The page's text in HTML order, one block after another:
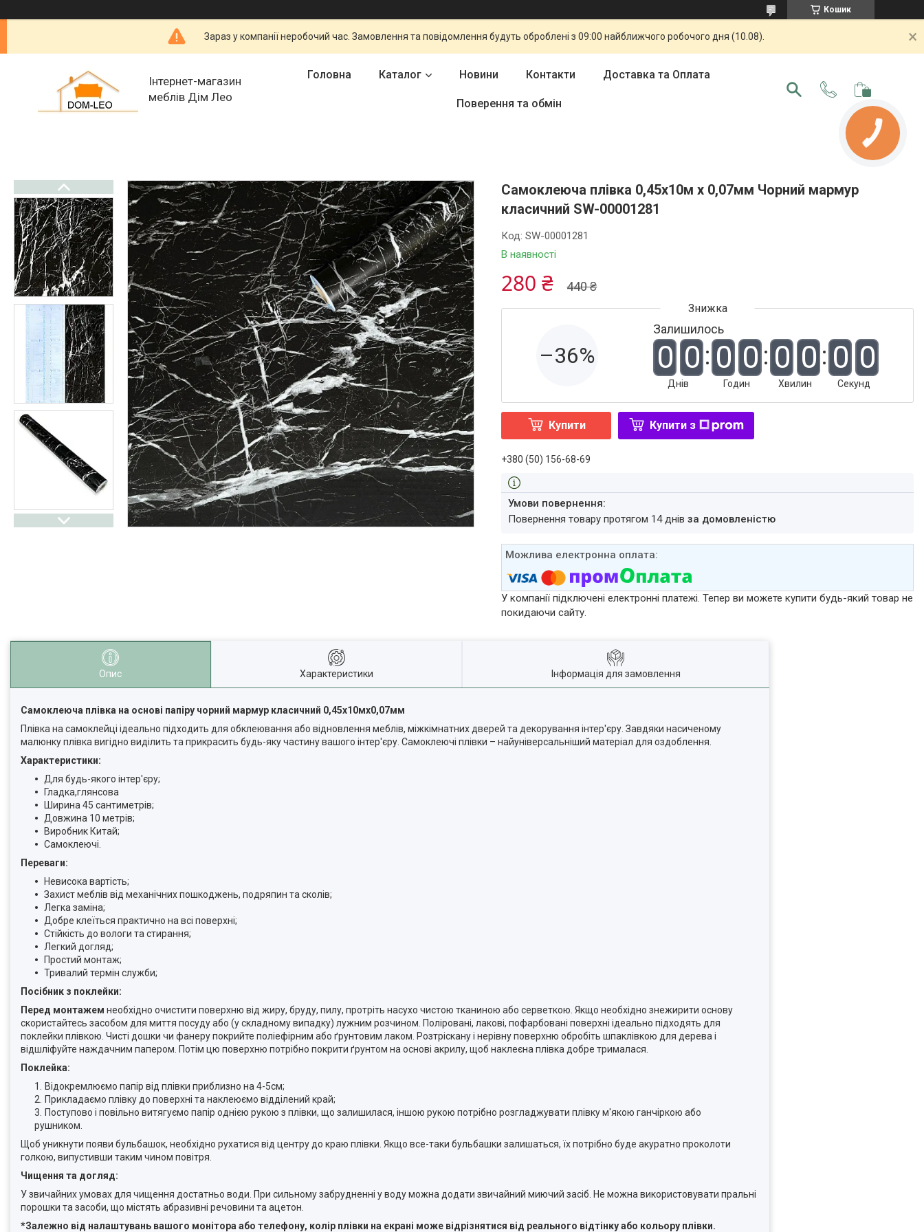
Кошик
Зараз у компанії неробочий час. Замовлення та повідомлення будуть оброблені з 09:00 найближчого робочого дня (10.08).
Інтернет-магазин
меблів Дім Лео
Головна Каталог Новини Контакти Доставка та Оплата
Поверення та обмін
Самоклеюча плівка 0,45х10м х 0,07мм Чорний мармур
класичний SW-00001281
В наявності
Код:SW-00001281
440 ₴
280 ₴
–36%
Залишилось
0 0
Днів
0 0
Годин
0 0
Хвилин
0 0
Секунд
Купити Купити з
+380 (50) 156-68-69
повернення товару протягом 14 днівза домовленістю
У компанії підключені електронні платежі. Тепер ви можете купити будь-який товар не
покидаючи сайту.
Опис Характеристики Інформація для замовлення
Самоклеюча плівка на основі папіру чорний мармур класичний 0,45х10мх0,07мм
Плівка на самоклейці ідеально підходить для обклеювання або відновлення меблів, міжкімнатних дверей та декорування інтер'єру. Завдяки насиченому
малюнку плівка вигідно виділить та прикрасить будь-яку частину вашого інтер'єру. Самоклеючі плівки – найуніверсальніший матеріал для оздоблення.
Характеристики:
Для будь-якого інтер'єру;
Гладка,глянсова
Ширина 45 сантиметрів;
Довжина 10 метрів;
Виробник Китай;
Самоклеючі.
Переваги:
Невисока вартість;
Захист меблів від механічних пошкоджень, подряпин та сколів;
Легка заміна;
Добре клеїться практично на всі поверхні;
Стійкість до вологи та стирання;
Легкий догляд;
Простий монтаж;
Тривалий термін служби;
Посібник з поклейки:
Перед монтажем необхідно очистити поверхню від жиру, бруду, пилу, протріть насухо чистою тканиною або серветкою. Якщо необхідно знежирити основу
скористайтесь засобом для миття посуду або (у складному випадку) лужним розчином. Поліровані, лакові, пофарбовані поверхні ідеально підходять для
поклейки плівкою. Чисті дошки чи фанеру покрийте поліефірним або ґрунтовим лаком. Розтріскану і нерівну поверхню обробіть шпаклівкою для дерева і
відшліфуйте наждачним папером. Потім цю поверхню потрібно покрити ґрунтом на основі акрилу, щоб наклеєна плівка добре трималася.
Поклейка:
Відокремлюємо папір від плівки приблизно на 4-5см;
Прикладаємо плівку до поверхні та наклеюємо відділений край;
Поступово і повільно витягуємо папір однією рукою з плівки, що залишилася, іншою рукою потрібно розгладжувати плівку м'якою ганчіркою або
рушником.
Щоб уникнути появи бульбашок, необхідно рухатися від центру до краю плівки. Якщо все-таки бульбашки залишаться, їх потрібно буде акуратно проколоти
голкою, випустивши таким чином повітря.
Чищення та догляд:
У звичайних умовах для чищення достатньо води. При сильному забрудненні у воду можна додати звичайний миючий засіб. Не можна використовувати пральні
порошки та засоби, що містять абразивні речовини та ацетон.
*Залежно від налаштувань вашого монітора або телефону, колір плівки на екрані може відрізнятися від реального відтінку або кольору плівки.